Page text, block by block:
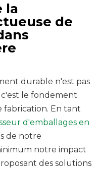
la
de
durable n'est pas
le fondement
fabrication. En tant
d'emballages en
de notre
notre impact
des solutions